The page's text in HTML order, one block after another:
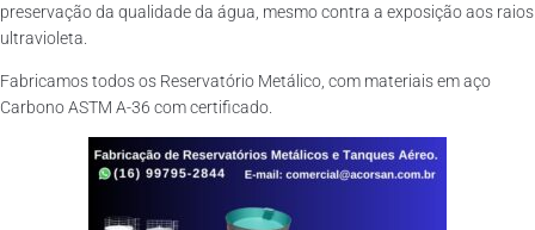
preservação da qualidade da água, mesmo contra a exposição aos raios
ultravioleta.
Fabricamos todos os Reservatório Metálico, com materiais em aço
Carbono ASTM A-36 com certificado.